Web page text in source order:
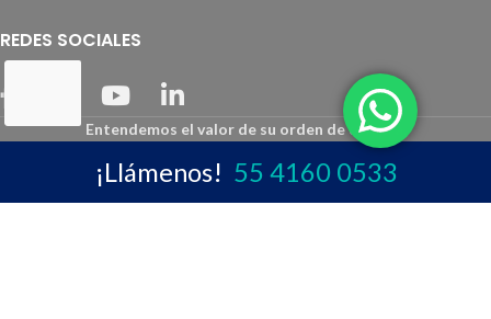
REDES SOCIALES
Entendemos el valor de su orden de compra.
Las marcas registradas, logotipos, diseños, fotografías y
especificaciones son propiedad y responsabilidad de sus respectivos
fabricantes / dueños.
¡Llámenos! 55 4160 0533